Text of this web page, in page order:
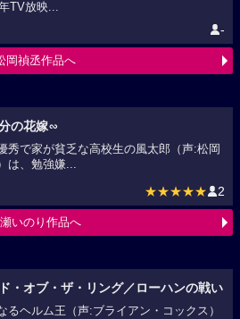
TV放映...
-
岡禎丞作品へ
の花嫁∽
秀で家が貧乏な高校生の風太郎（声:松岡
は、勉強嫌...
★★★★★ 2
いのり作品へ
・オブ・ザ・リング／ローハンの戦い
るヘルム王（声:ブライアン・コックス）